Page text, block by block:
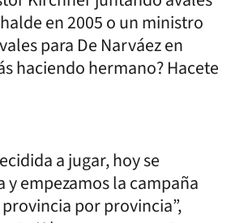
en 2005 o un ministro
para De Narváez en
haciendo hermano? Hacete
a jugar, hoy se
y empezamos la campaña
por provincia”,